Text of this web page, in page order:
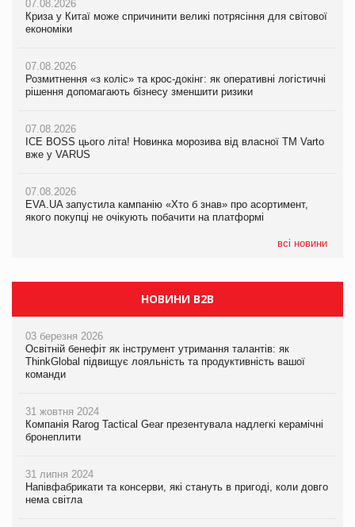
07.08.2026
Криза у Китаї може спричинити великі потрясіння для світової
економіки
07.08.2026
Розмитнення «з коліс» та крос-докінг: як оперативні логістичні
рішення допомагають бізнесу зменшити ризики
07.08.2026
ICE BOSS цього літа! Новинка морозива від власної ТМ Varto
вже у VARUS
07.08.2026
EVA.UA запустила кампанію «Хто б знав» про асортимент,
якого покупці не очікують побачити на платформі
всі новини
07.08.2026
Криза у Китаї може спричинити великі потрясіння для світової
економіки
07.08.2026
Розмитнення «з коліс» та крос-докінг: як оперативні логістичні
рішення допомагають бізнесу зменшити ризики
07.08.2026
ICE BOSS цього літа! Новинка морозива від власної ТМ Varto
вже у VARUS
07.08.2026
EVA.UA запустила кампанію «Хто б знав» про асортимент,
якого покупці не очікують побачити на платформі
07.08.2026
Криза у Китаї може спричинити великі потрясіння для світової
економіки
07.08.2026
Kraft Heinz скоротила збиток у першому півріччі
Продажі Hugo Boss впали на 9%
НОВИНИ B2B
03 березня 2026
Освітній бенефіт як інструмент утримання талантів: як
ThinkGlobal підвищує лояльність та продуктивність вашої
команди
31 жовтня 2024
Компанія Rarog Tactical Gear презентувала надлегкі керамічні
бронеплити
31 липня 2024
Напівфабрикати та консерви, які стануть в пригоді, коли довго
нема світла